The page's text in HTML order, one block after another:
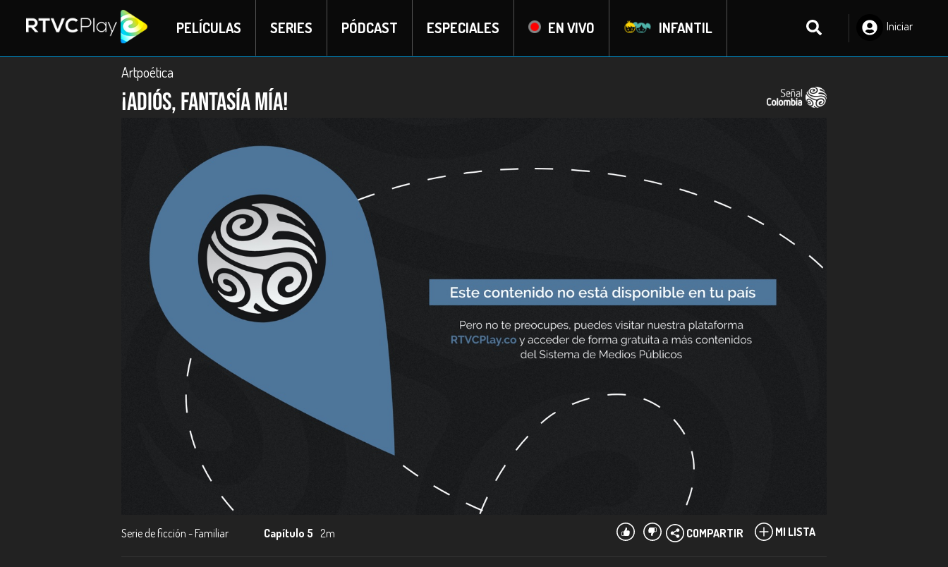
PELÍCULAS SERIES PÓDCAST ESPECIALES EN VIVO INFANTIL
Iniciar
Artpoética
¡Adiós, fantasía mía!
Serie de ficción - Familiar Capítulo 5 2m MI LISTA
COMPARTIR